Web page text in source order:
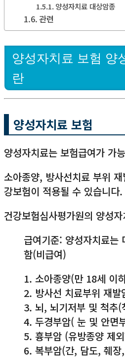
양성자치료 대상암종
관련
양성자치료 보험 양
란
양성자치료 보험
양성자치료는 보험급여가 가
소아종양, 방사선치료 부위
강보험이 적용될 수 있습니다.
건강보험심사평가원의 양성
급여기준: 양성자치료는
함(비급여)
1. 소아종양(만 18세 이
2. 방사선 치료부위 재발
3. 뇌, 뇌기저부 및 척추
4. 두경부암( 눈 및 안면
5. 흉부암 (유방종양 제
6. 복부암(간, 담도, 췌장